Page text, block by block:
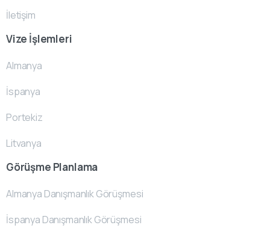
İletişim
Vize İşlemleri
Almanya
İspanya
Portekiz
Litvanya
Görüşme Planlama
Almanya Danışmanlık Görüşmesi
İspanya Danışmanlık Görüşmesi